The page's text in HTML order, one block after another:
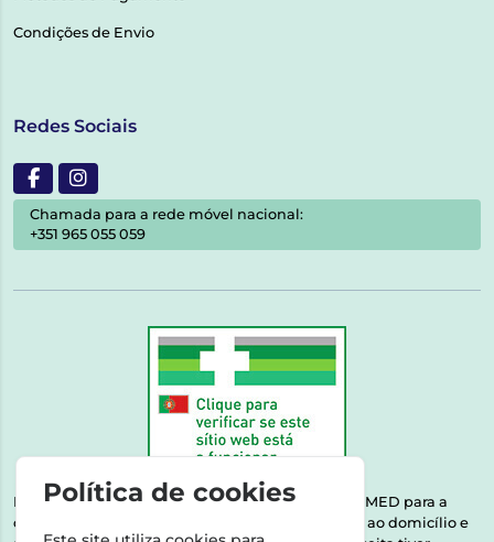
Condições de Envio
Redes Sociais
Chamada para a rede móvel nacional:
+351 965 055 059
Esta farmácia encontra-se autorizada pelo INFARMED para a
dispensa de medicamentos e produtos de saúde ao domicílio e
Política de cookies